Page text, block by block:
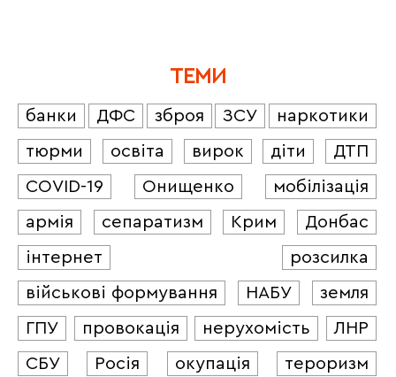
ТЕМИ
банки ДФС зброя ЗСУ
наркотики
тюрми
освіта вирок діти
ДТП
COVID-19
Онищенко
мобілізація
армія
сепаратизм Крим
Донбас
інтернет
розсилка
військові формування
НАБУ
земля
ГПУ
провокація нерухомість
ЛНР
СБУ
Росія окупація
тероризм